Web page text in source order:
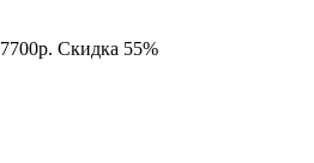
Скидка 55%